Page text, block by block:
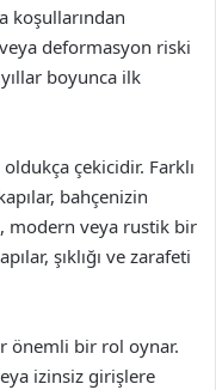
koşullarından
deformasyon riski
boyunca ilk
çekicidir. Farklı
bahçenizin
modern veya rustik bir
şıklığı ve zarafeti
önemli bir rol oynar.
izinsiz girişlere